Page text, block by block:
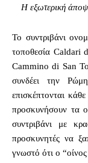
Η εξωτερική
Το συντριβάνι
τοποθεσία Caldari
Cammino di San
συνδέει την
επισκέπτονται
προσκυνήσουν τα
συντριβάνι με
προσκυνητές να
γνωστό ότι ο